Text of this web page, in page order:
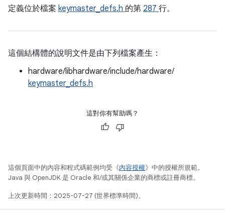
定義位於檔案 keymaster_defs.h 的第 287 行。
這個結構體的說明文件是由下列檔案產生：
hardware/libhardware/include/hardware/
keymaster_defs.h
這對你有幫助嗎？
這個頁面中的內容和程式碼範例均受《內容授權》中的授權所規範。
Java 與 OpenJDK 是 Oracle 和/或其關係企業的商標或註冊商標。
上次更新時間：2025-07-27 (世界標準時間)。